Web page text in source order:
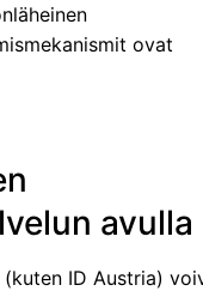
ovat
avulla
ID Austria)